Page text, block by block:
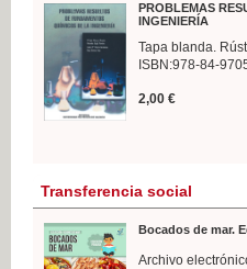
PROBLEMAS
INGENIERÍA
Tapa blanda.
ISBN:978-84-
2,00 €
Transferencia social
Bocados de mar.
Archivo